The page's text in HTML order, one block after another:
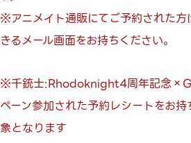
※アニメイト通販にてご予約された方
きるメール画面をお持ちください。
※千銃士:Rhodoknight4周年記念
ペーン参加された予約レシートをお
象となります